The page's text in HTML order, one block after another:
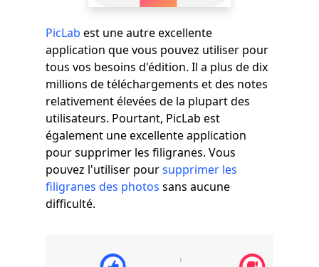
PicLab est une autre excellente
application que vous pouvez utiliser pour
tous vos besoins d'édition. Il a plus de dix
millions de téléchargements et des notes
relativement élevées de la plupart des
utilisateurs. Pourtant, PicLab est
également une excellente application
pour supprimer les filigranes. Vous
pouvez l'utiliser poursupprimer les
filigranes des photos sans aucune
difficulté.